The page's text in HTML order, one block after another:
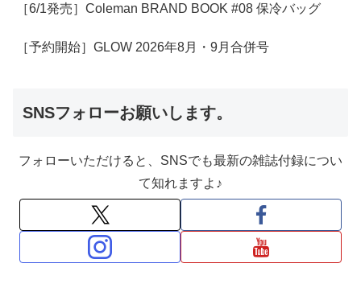
［6/1発売］Coleman BRAND BOOK #08 保冷バッグ
［予約開始］GLOW 2026年8月・9月合併号
SNSフォローお願いします。
フォローいただけると、SNSでも最新の雑誌付録につい
て知れますよ♪